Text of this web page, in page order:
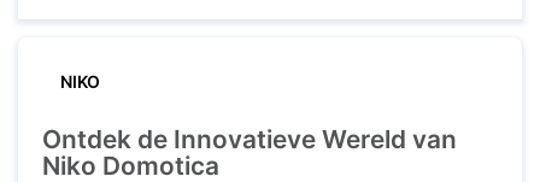
toonaangevende spelers op het gebied van
innovatieve oplossingen en gebruiksvriendelijke
NIKO
Ontdek de Innovatieve Wereld van
Niko Domotica